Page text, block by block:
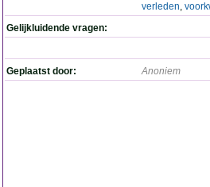
verleden,
Gelijkluidende vragen:
Geplaatst door: Anoniem